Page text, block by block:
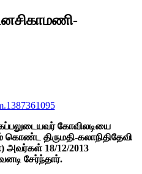
கோவிலடியை
கொண்ட திருமதி-கலாநிதிதேவி
அவர்கள் 18/12/2013
சேர்ந்தார்.